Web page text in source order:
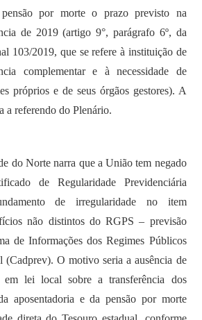
por morte o prazo previsto na
de 2019 (artigo 9°, parágrafo 6º, da
103/2019, que se refere à instituição de
complementar e à necessidade de
próprios e de seus órgãos gestores). A
a referendo do Plenário.
do Norte narra que a União tem negado
de Regularidade Previdenciária
de irregularidade no item
não distintos do RGPS – previsão
de Informações dos Regimes Públicos
(Cadprev). O motivo seria a ausência de
em lei local sobre a transferência dos
aposentadoria e da pensão por morte